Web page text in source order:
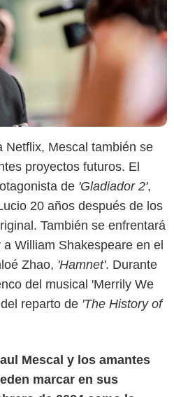
Netflix, Mescal también se
proyectos futuros. El
de 'Gladiador 2',
20 años después de los
También se enfrentará
William Shakespeare en el
Zhao, 'Hamnet'. Durante
del musical 'Merrily We
reparto de 'The History of
Mescal y los amantes
marcar en sus